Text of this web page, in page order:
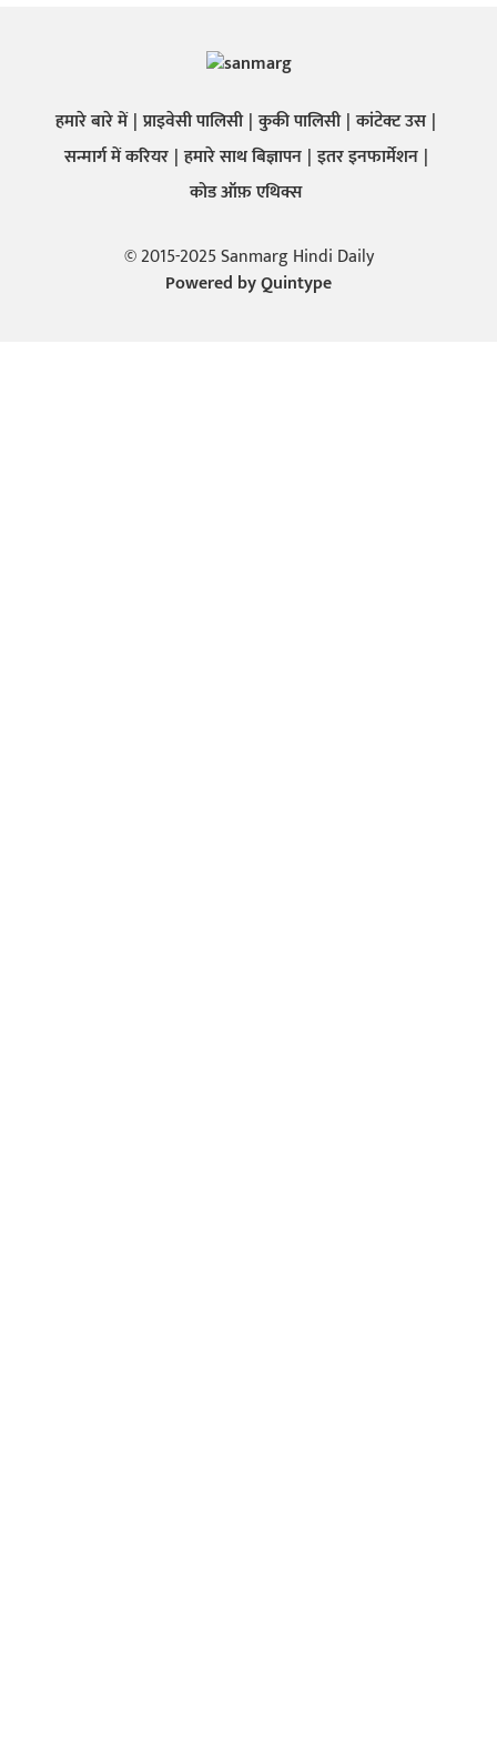
हमारे बारे में प्राइवेसी पालिसी कुकी पालिसी कांटेक्ट उस
सन्मार्ग में करियर हमारे साथ बिज्ञापन इतर इनफार्मेशन
कोड ऑफ़ एथिक्स
© 2015-2025 Sanmarg Hindi Daily
Powered byQuintype